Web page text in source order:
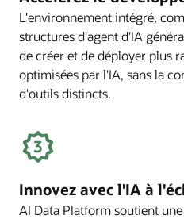
L'environnement intégré,
structures d'agent d'IA
de créer et de déployer plus
optimisées par l'IA, sans la
d'outils distincts.
Innovez avec l'IA à
AI Data Platform soutient